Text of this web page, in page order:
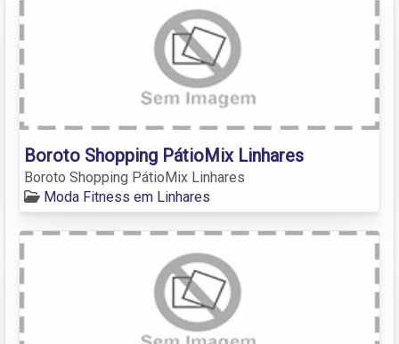
Boroto Shopping PátioMix Linhares
Boroto Shopping PátioMix Linhares
Moda Fitness em Linhares